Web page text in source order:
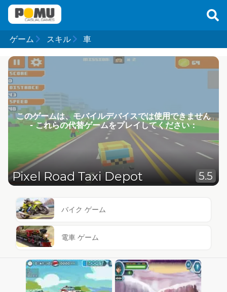
ゲーム スキル 車
このゲームは、モバイルデバイスでは使用できません
- これらの代替ゲームをプレイしてください：
Pixel Road Taxi Depot 5.5
バイク ゲーム
電車 ゲーム